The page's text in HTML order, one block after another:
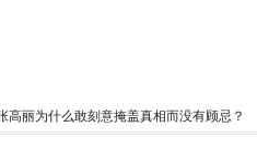
高丽为什么敢刻意掩盖真相而没有顾忌？